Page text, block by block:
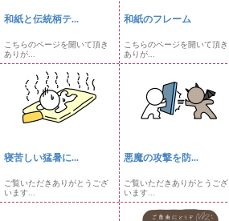
和紙と伝統柄テ...
こちらのページを開いて頂き
ありが...
和紙のフレーム
こちらのページを開いて頂き
ありが...
寝苦しい猛暑に...
ご覧いただきありがとうござ
います...
悪魔の攻撃を防...
ご覧いただきありがとうござ
います...